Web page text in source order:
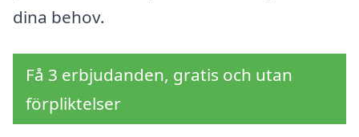
dina behov.
Få 3 erbjudanden, gratis och utan
förpliktelser